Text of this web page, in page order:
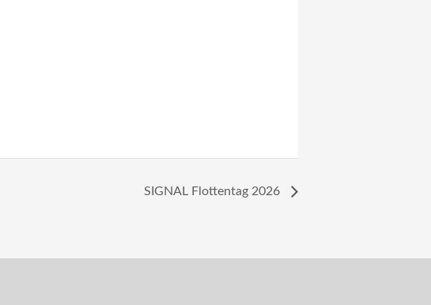
SIGNAL Flottentag 2026